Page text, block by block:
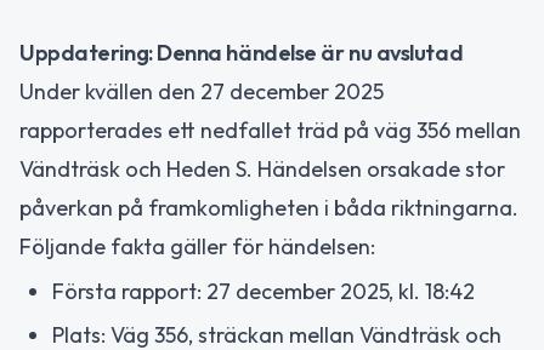
Uppdatering: Denna händelse är nu avslutad
Under kvällen den 27 december 2025
rapporterades ett nedfallet träd på väg 356 mellan
Vändträsk och Heden S. Händelsen orsakade stor
påverkan på framkomligheten i båda riktningarna.
Följande fakta gäller för händelsen:
Första rapport: 27 december 2025, kl. 18:42
Plats: Väg 356, sträckan mellan Vändträsk och